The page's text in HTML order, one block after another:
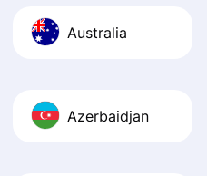
Australia
Azerbaidjan